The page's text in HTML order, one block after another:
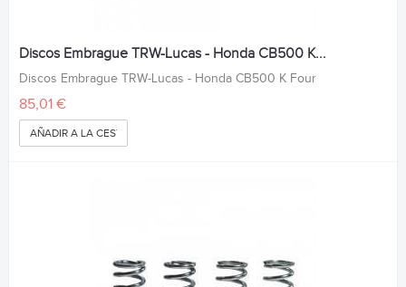
Discos Embrague TRW-Lucas - Honda CB500 K...
Discos Embrague TRW-Lucas - Honda CB500 K Four
85,01 €
AÑADIR A LA CESTA